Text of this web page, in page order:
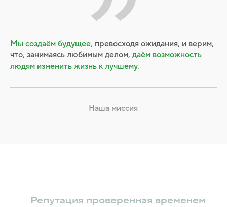
Мы создаём будущее, превосходя ожидания, и верим,
что, занимаясь любимым делом, даём возможность
людям изменить жизнь к лучшему.
Наша миссия
Репутация проверенная временем